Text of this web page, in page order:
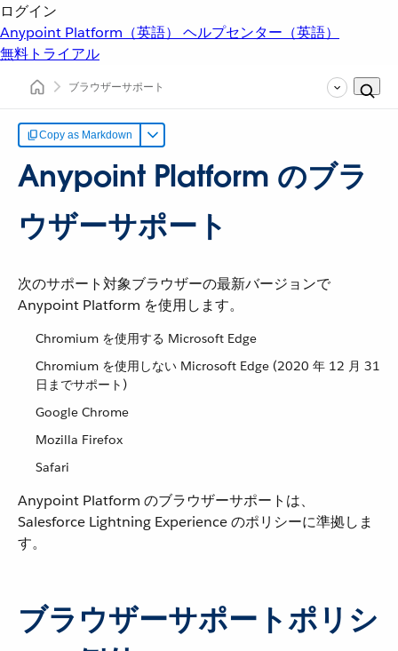
ログイン
Anypoint Platform（英語） ヘルプセンター（英語）
無料トライアル
ブラウザーサポート
Copy as Markdown
Anypoint Platform のブラ
ウザーサポート
次のサポート対象ブラウザーの最新バージョンで
Anypoint Platform を使用します。
Chromium を使用する Microsoft Edge
Chromium を使用しない Microsoft Edge (2020 年 12 月 31
日までサポート)
Google Chrome
Mozilla Firefox
Safari
Anypoint Platform のブラウザーサポートは、
Salesforce Lightning Experience のポリシーに準拠しま
す。
ブラウザーサポートポリシ